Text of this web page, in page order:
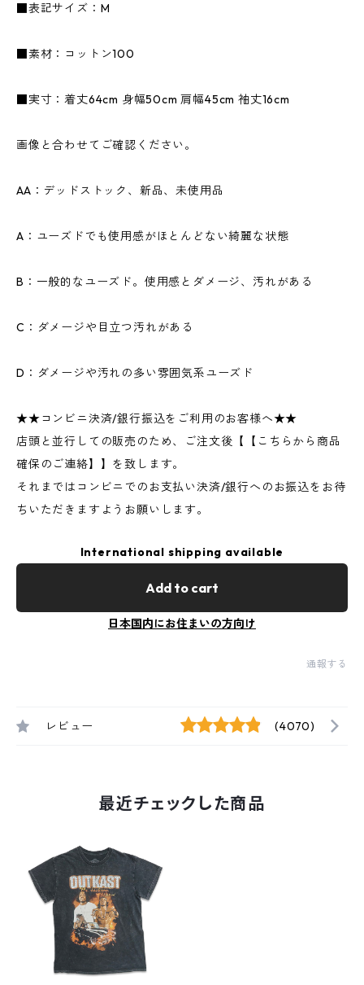
■表記サイズ：M
■素材：コットン100
■実寸：着丈64cm 身幅50cm 肩幅45cm 袖丈16cm
画像と合わせてご確認ください。
AA：デッドストック、新品、未使用品
A：ユーズドでも使用感がほとんどない綺麗な状態
B：一般的なユーズド。使用感とダメージ、汚れがある
C：ダメージや目立つ汚れがある
D：ダメージや汚れの多い雰囲気系ユーズド
★★コンビニ決済/銀行振込をご利用のお客様へ★★
店頭と並行しての販売のため、ご注文後【【こちらから商品
確保のご連絡】】を致します。
それまではコンビニでのお支払い決済/銀行へのお振込をお待
ちいただきますようお願いします。
International shipping available
Add to cart
日本国内にお住まいの方向け
通報する
レビュー (4070)
最近チェックした商品